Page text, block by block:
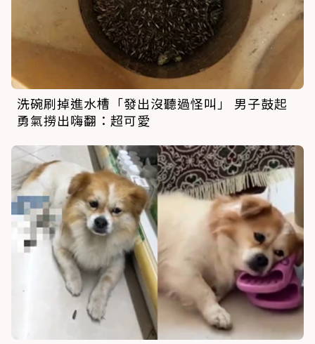
洗碗刷掉進水槽「發出沒聽過怪叫」 男子鼓起
勇氣撈出嗨翻：超可愛